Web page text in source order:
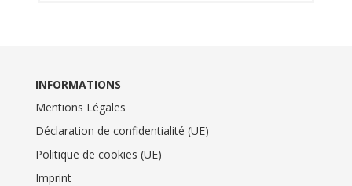
INFORMATIONS
Mentions Légales
Déclaration de confidentialité (UE)
Politique de cookies (UE)
Imprint